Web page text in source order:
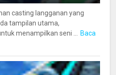
casting langganan yang
tampilan utama,
menampilkan seni ...
Baca